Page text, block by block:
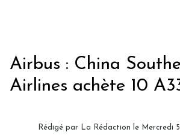
Airbus : China
Airlines achète 10
Rédigé par La Rédaction le Mercredi 5